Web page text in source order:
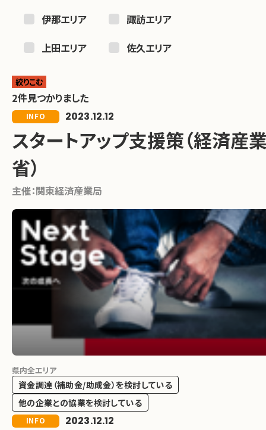
伊那エリア
諏訪エリア
上田エリア
佐久エリア
絞りこむ
2件見つかりました
INFO 2023.12.12
スタートアップ支援策（経済産
省）
主催：関東経済産業局
県内全エリア
資金調達（補助金/助成金）を検討している
他の企業との協業を検討している
INFO 2023.12.12